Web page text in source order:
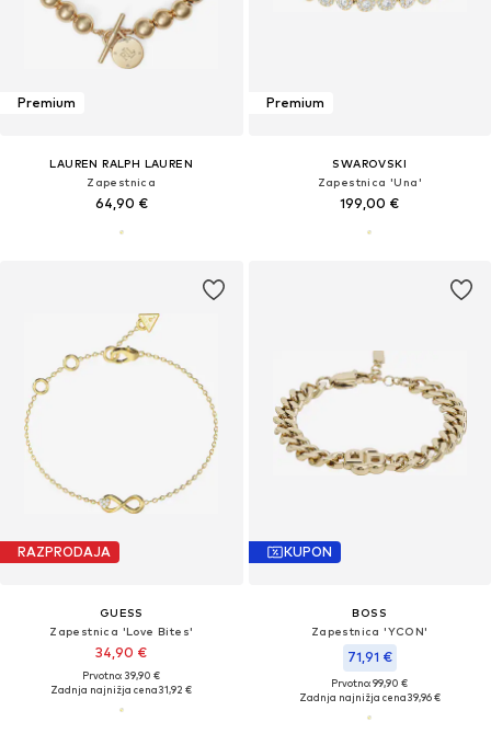
Premium
LAUREN RALPH LAUREN
Zapestnica
64,90 €
Premium
SWAROVSKI
Zapestnica 'Una'
199,00 €
RAZPRODAJA
GUESS
Zapestnica 'Love Bites'
34,90 €
Prvotno: 39,90 €
Zadnja najnižja cena31,92 €
KUPON
BOSS
Zapestnica 'YCON'
71,91 €
Prvotno: 99,90 €
Zadnja najnižja cena39,96 €